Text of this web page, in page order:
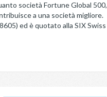
società Fortune Global 500,
a una società migliore.
ed è quotato alla SIX Swiss